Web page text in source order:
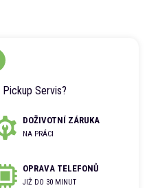
Pickup Servis?
DOŽIVOTNÍ ZÁRUKA
NA PRÁCI
OPRAVA TELEFONŮ
JIŽ DO 30 MINUT